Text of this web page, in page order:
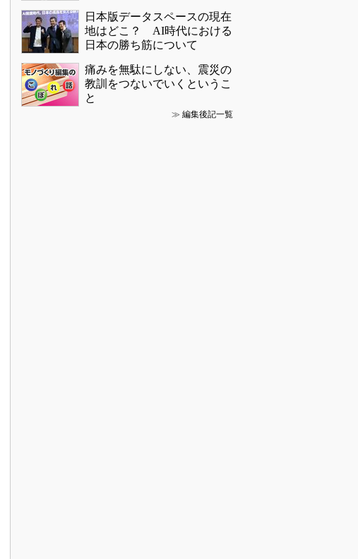
日本版データスペースの現在
地はどこ？ AI時代における
日本の勝ち筋について
痛みを無駄にしない、震災の
教訓をつないでいくというこ
と
≫ 編集後記一覧